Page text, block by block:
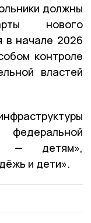
должны
нового
в начале 2026
контроле
властей
— детям»,
и дети».